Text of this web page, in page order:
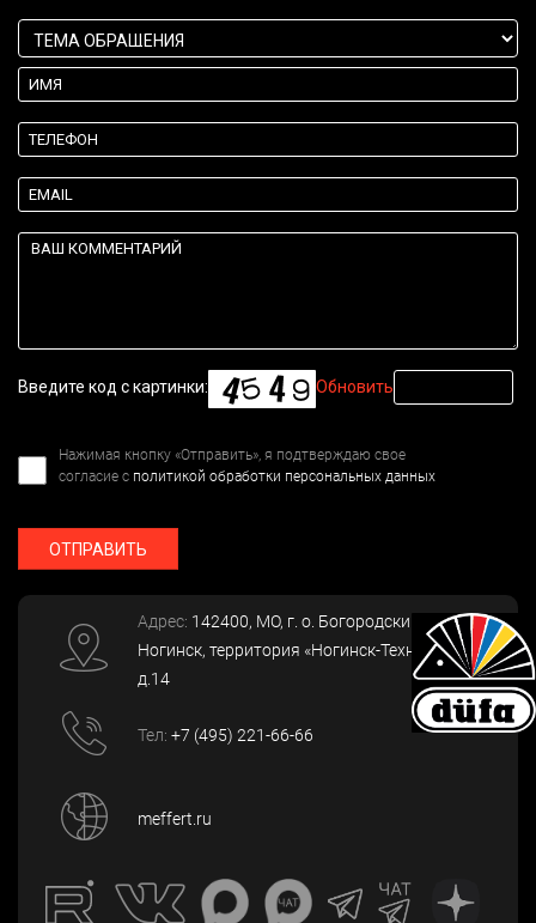
Введите код с картинки: Обновить
Нажимая кнопку «Отправить», я подтверждаю свое
согласие с политикой обработки персональных данных
ОТПРАВИТЬ
Адрес: 142400, МО, г. о. Богородский, г.
Ногинск, территория «Ногинск-Технопарк»,
д.14
Тел: +7 (495) 221-66-66
meffert.ru